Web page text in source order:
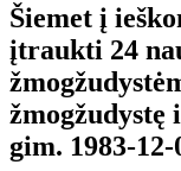
Šiemet į
įtraukti 24
žmogžudystę
gim. 1983-12-